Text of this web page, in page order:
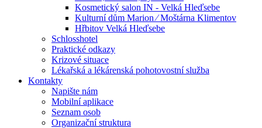
Kosmetický salon IN - Velká Hleďsebe
Kulturní dům Marion ⁄ Moštárna Klimentov
Hřbitov Velká Hleďsebe
Schlosshotel
Praktické odkazy
Krizové situace
Lékařská a lékárenská pohotovostní služba
Kontakty
Napište nám
Mobilní aplikace
Seznam osob
Organizační struktura